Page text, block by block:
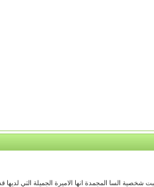
شخصية السا المجمدة انها الاميرة الجميلة التي